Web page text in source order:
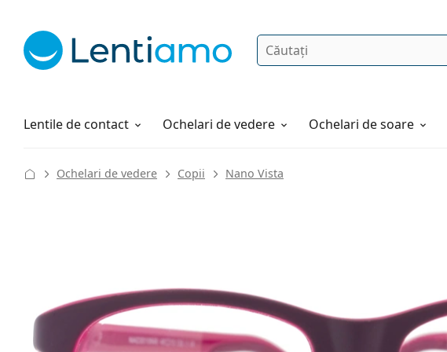
Căutare
Lentile de contact
Soluții Ochelari de vedere Ochelari de soare
Cum comandați
Ochelari de vedere Copii Nano Vista